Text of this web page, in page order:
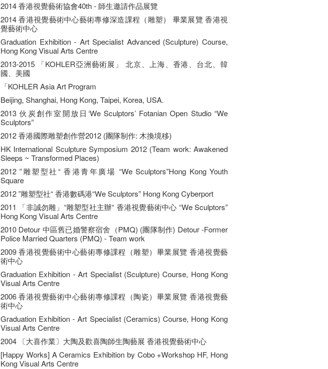
2014 香港視覺藝術協會40th - 師生邀請作品展覽
2014 香港視覺藝術中心藝術專修深造課程（雕塑） 畢業展覽 香港視
覺藝術中心
Graduation Exhibition - Art Specialist Advanced (Sculpture) Course,
Hong Kong Visual Arts Centre
2013-2015 「KOHLER亞洲藝術展」 北京、上海、香港、台北、韓
國、美國
「KOHLER Asia Art Program
Beijing, Shanghai, Hong Kong, Taipei, Korea, USA.
2013 伙炭創作室開放日‘We Sculptors’ Fotanian Open Studio “We
Sculptors”
2012 香港國際雕塑創作營2012 (團隊制作: 木換境移)
HK International Sculpture Symposium 2012 (Team work: Awakened
Sleeps ~ Transformed Places)
2012 ”雕塑型社“ 香港青年廣場 “We Sculptors”Hong Kong Youth
Square
2012 ”雕塑型社“ 香港數碼港“We Sculptors” Hong Kong Cyberport
2011 「非誠勿雕」“雕塑型社主辦“ 香港視覺藝術中心 “We Sculptors”
Hong Kong Visual Arts Centre
2010 Detour 中區舊已婚警察宿舍（PMQ) (團隊制作) Detour -Former
Police Married Quarters (PMQ) - Team work
2009 香港視覺藝術中心藝術專修課程（雕塑）畢業展覽 香港視覺藝
術中心
Graduation Exhibition - Art Specialist (Sculpture) Course, Hong Kong
Visual Arts Centre
2006 香港視覺藝術中心藝術專修課程（陶瓷）畢業展覽 香港視覺藝
術中心
Graduation Exhibition - Art Specialist (Ceramics) Course, Hong Kong
Visual Arts Centre
2004 〔大喜作業〕大陶及歡喜陶師生陶藝展 香港視覺藝術中心
[Happy Works] A Ceramics Exhibition by Cobo +Workshop HF, Hong
Kong Visual Arts Centre